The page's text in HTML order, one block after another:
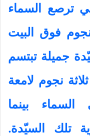
ترصع السماء
فوق البيت
جميلة تبتسم
نجوم لامعة
بينما
تلك السيّدة.